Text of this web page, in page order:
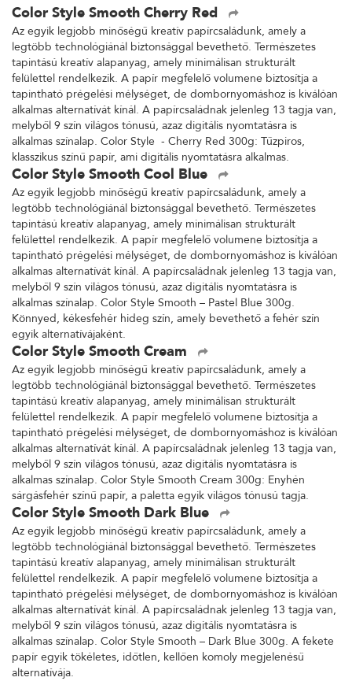
Color Style Smooth Cherry Red
Az egyik legjobb minőségű kreatív papírcsaládunk, amely a
legtöbb technológiánál biztonsággal bevethető. Természetes
tapintású kreatív alapanyag, amely minimálisan strukturált
felülettel rendelkezik. A papír megfelelő volumene biztosítja a
tapintható prégelési mélységet, de dombornyomáshoz is kiválóan
alkalmas alternatívát kínál. A papírcsaládnak jelenleg 13 tagja van,
melyből 9 szín világos tónusú, azaz digitális nyomtatásra is
alkalmas színalap. Color Style - Cherry Red 300g: Tűzpiros,
klasszikus színű papír, ami digitális nyomtatásra alkalmas.
Color Style Smooth Cool Blue
Az egyik legjobb minőségű kreatív papírcsaládunk, amely a
legtöbb technológiánál biztonsággal bevethető. Természetes
tapintású kreatív alapanyag, amely minimálisan strukturált
felülettel rendelkezik. A papír megfelelő volumene biztosítja a
tapintható prégelési mélységet, de dombornyomáshoz is kiválóan
alkalmas alternatívát kínál. A papírcsaládnak jelenleg 13 tagja van,
melyből 9 szín világos tónusú, azaz digitális nyomtatásra is
alkalmas színalap. Color Style Smooth – Pastel Blue 300g.
Könnyed, kékesfehér hideg szín, amely bevethető a fehér szín
egyik alternatívájaként.
Color Style Smooth Cream
Az egyik legjobb minőségű kreatív papírcsaládunk, amely a
legtöbb technológiánál biztonsággal bevethető. Természetes
tapintású kreatív alapanyag, amely minimálisan strukturált
felülettel rendelkezik. A papír megfelelő volumene biztosítja a
tapintható prégelési mélységet, de dombornyomáshoz is kiválóan
alkalmas alternatívát kínál. A papírcsaládnak jelenleg 13 tagja van,
melyből 9 szín világos tónusú, azaz digitális nyomtatásra is
alkalmas színalap. Color Style Smooth Cream 300g: Enyhén
sárgásfehér színű papír, a paletta egyik világos tónusú tagja.
Color Style Smooth Dark Blue
Az egyik legjobb minőségű kreatív papírcsaládunk, amely a
legtöbb technológiánál biztonsággal bevethető. Természetes
tapintású kreatív alapanyag, amely minimálisan strukturált
felülettel rendelkezik. A papír megfelelő volumene biztosítja a
tapintható prégelési mélységet, de dombornyomáshoz is kiválóan
alkalmas alternatívát kínál. A papírcsaládnak jelenleg 13 tagja van,
melyből 9 szín világos tónusú, azaz digitális nyomtatásra is
alkalmas színalap. Color Style Smooth – Dark Blue 300g. A fekete
papír egyik tökéletes, időtlen, kellően komoly megjelenésű
alternatívája.